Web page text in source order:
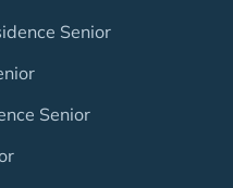
Senior
Senior